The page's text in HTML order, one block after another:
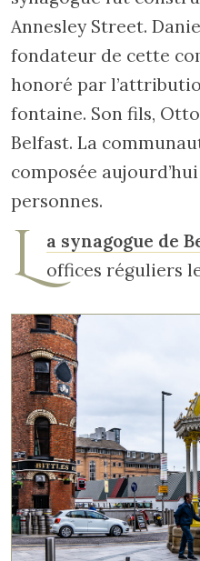
Annesley Street.
fondateur de cette
honoré par
fontaine. Son fils,
Belfast. La
composée
personnes.
L a synagogue de
offices réguliers